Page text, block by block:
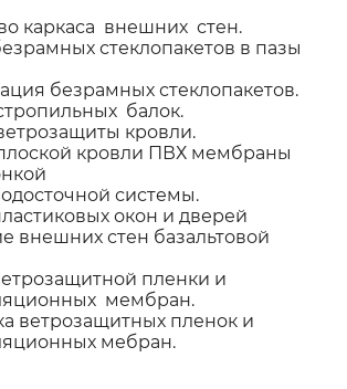
каркаса внешних стен.
стеклопакетов в пазы
безрамных стеклопакетов.
балок.
кровли.
кровли ПВХ мембраны
системы.
окон и дверей
внешних стен базальтовой
пленки и
мембран.
ветрозащитных пленок и
мебран.